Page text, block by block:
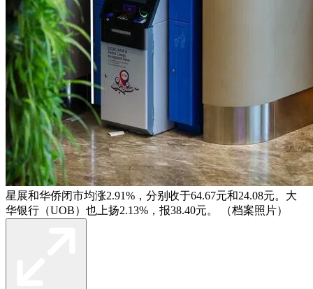
星展和华侨闭市均涨2.91%，分别收于64.67元和24.08元。大
华银行（UOB）也上扬2.13%，报38.40元。 （档案照片）